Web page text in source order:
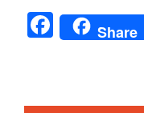
F
a
e
Share